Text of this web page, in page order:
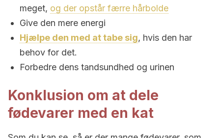
meget, og der opstår færre hårbolde
Give den mere energi
Hjælpe den med at tabe sig, hvis den har
behov for det.
Forbedre dens tandsundhed og urinen
Konklusion om at dele
fødevarer med en kat